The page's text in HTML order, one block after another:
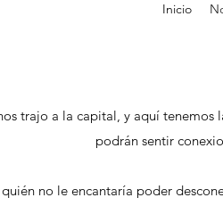
Inicio
trajo a la capital, y aquí
podrán sentir
no le encantaría poder